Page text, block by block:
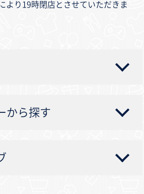
より19時閉店とさせていただきま
から探す